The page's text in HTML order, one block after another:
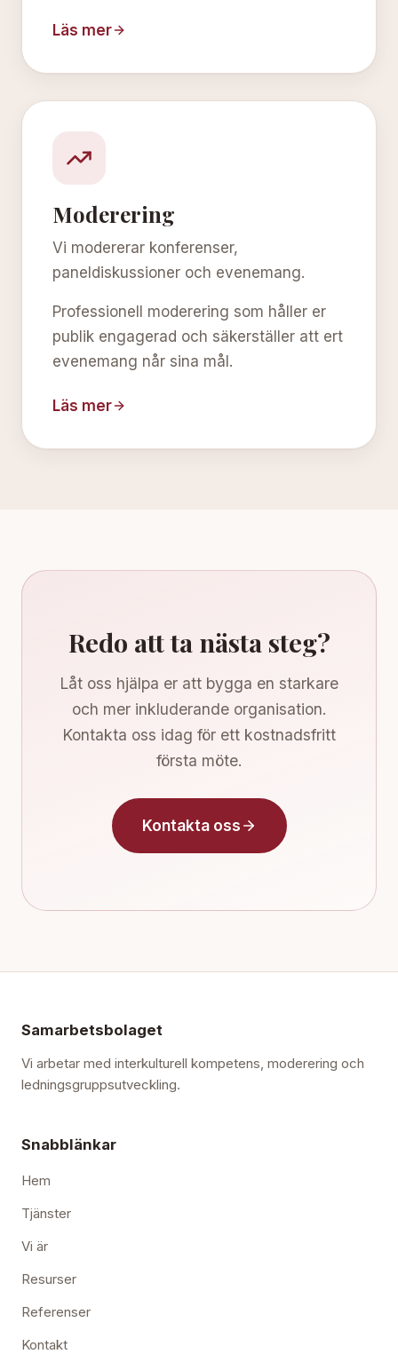
Läs mer
Moderering
Vi modererar konferenser,
paneldiskussioner och evenemang.
Professionell moderering som håller er
publik engagerad och säkerställer att ert
evenemang når sina mål.
Läs mer
Redo att ta nästa steg?
Låt oss hjälpa er att bygga en starkare
och mer inkluderande organisation.
Kontakta oss idag för ett kostnadsfritt
första möte.
Kontakta oss
Samarbetsbolaget
Vi arbetar med interkulturell kompetens, moderering och
ledningsgruppsutveckling.
Snabblänkar
Hem
Tjänster
Vi är
Resurser
Referenser
Kontakt